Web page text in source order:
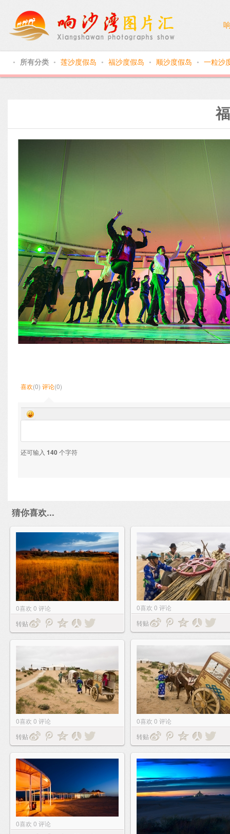
● 所有分类 ● 莲沙度假岛 ● 福沙度假岛 ● 顺沙度假岛 ● 一粒沙
喜欢(0) 评论(0)
还可输入 140个字符
猜你喜欢...
0喜欢 0 评论
转贴
0喜欢 0 评论
转贴
0喜欢 0 评论
转贴
0喜欢 0 评论
转贴
0喜欢 0 评论